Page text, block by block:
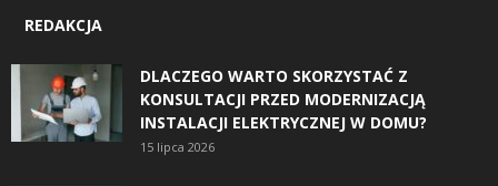
REDAKCJA
DLACZEGO WARTO SKORZYSTAĆ Z
KONSULTACJI PRZED MODERNIZACJĄ
INSTALACJI ELEKTRYCZNEJ W DOMU?
15 lipca 2026